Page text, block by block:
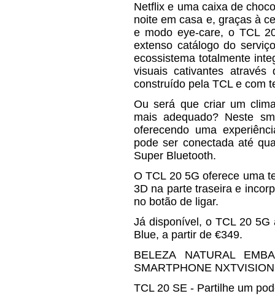
Netflix e uma caixa de
noite em casa e, graças à
e modo eye-care, o TCL
extenso catálogo do
ecossistema totalmente
visuais cativantes
construído pela TCL e com
Ou será que criar um
mais adequado? Neste
oferecendo uma
pode ser conectada até
Super Bluetooth.
O TCL 20 5G oferece uma
3D na parte traseira e
no botão de ligar.
Já disponível, o TCL 20
Blue, a partir de €349.
BELEZA NATURAL
SMARTPHONE NXTVISION
TCL 20 SE - Partilhe um